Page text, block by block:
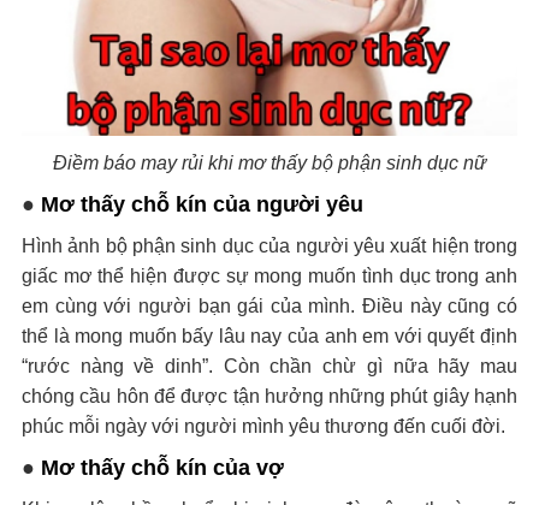
Điềm báo may rủi khi mơ thấy bộ phận sinh dục nữ
● Mơ thấy chỗ kín của người yêu
Hình ảnh bộ phận sinh dục của người yêu xuất hiện trong
giấc mơ thể hiện được sự mong muốn tình dục trong anh
em cùng với người bạn gái của mình. Điều này cũng có
thể là mong muốn bấy lâu nay của anh em với quyết định
“rước nàng về dinh”. Còn chần chừ gì nữa hãy mau
chóng cầu hôn để được tận hưởng những phút giây hạnh
phúc mỗi ngày với người mình yêu thương đến cuối đời.
● Mơ thấy chỗ kín của vợ